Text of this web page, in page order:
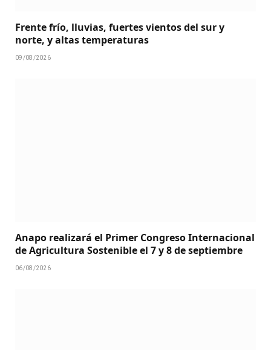
Frente frío, lluvias, fuertes vientos del sur y
norte, y altas temperaturas
09/08/2026
Anapo realizará el Primer Congreso Internacional
de Agricultura Sostenible el 7 y 8 de septiembre
06/08/2026